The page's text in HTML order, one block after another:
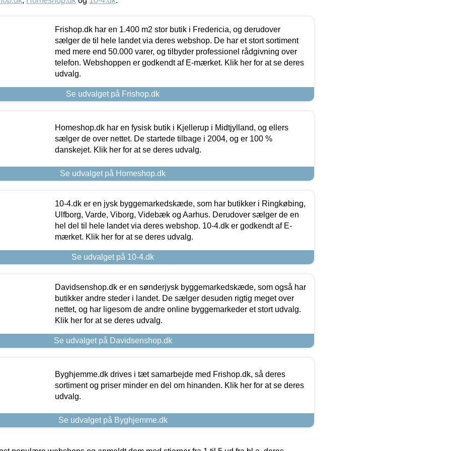
Frishop.dk har en 1.400 m2 stor butik i Fredericia, og derudover
sælger de til hele landet via deres webshop. De har et stort sortiment
med mere end 50.000 varer, og tilbyder professionel rådgivning over
telefon. Webshoppen er godkendt af E-mærket. Klik her for at se deres
udvalg.
Se udvalget på Frishop.dk
Homeshop.dk har en fysisk butik i Kjellerup i Midtjylland, og ellers
sælger de over nettet. De startede tilbage i 2004, og er 100 %
danskejet. Klik her for at se deres udvalg.
Se udvalget på Homeshop.dk
10-4.dk er en jysk byggemarkedskæde, som har butikker i Ringkøbing,
Ulfborg, Varde, Viborg, Videbæk og Aarhus. Derudover sælger de en
hel del til hele landet via deres webshop. 10-4.dk er godkendt af E-
mærket. Klik her for at se deres udvalg.
Se udvalget på 10-4.dk
Davidsenshop.dk er en sønderjysk byggemarkedskæde, som også har
butikker andre steder i landet. De sælger desuden rigtig meget over
nettet, og har ligesom de andre online byggemarkeder et stort udvalg.
Klik her for at se deres udvalg.
Se udvalget på Davidsenshop.dk
Byghjemme.dk drives i tæt samarbejde med Frishop.dk, så deres
sortiment og priser minder en del om hinanden. Klik her for at se deres
udvalg.
Se udvalget på Byghjemme.dk